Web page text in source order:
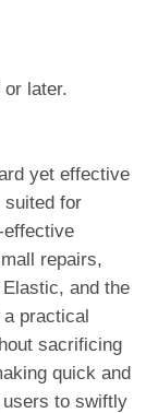
or later.
yet effective
suited for
effective
repairs,
and the
practical
sacrificing
quick and
to swiftly